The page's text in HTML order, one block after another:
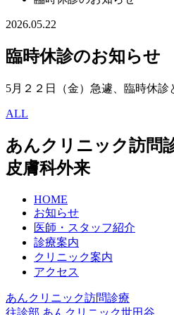
2026.05.22
臨時休診のお知らせ
5月２２日（金）急遽、臨時休
ALL
あんクリニック訪問
皮膚科外来
HOME
お知らせ
医師・スタッフ紹介
診療案内
クリニック案内
アクセス
あんクリニック訪問診療
往診部 あんクリニック世田谷